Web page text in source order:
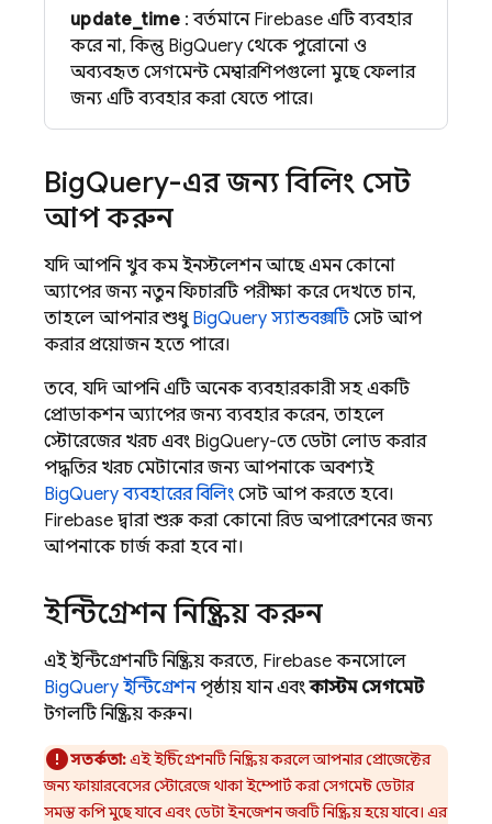
update_time: বর্তমানে Firebase এটি ব্যবহার
করে না, কিন্তু BigQuery থেকে পুরোনো ও
অব্যবহৃত সেগমেন্ট মেম্বারশিপগুলো মুছে ফেলার
জন্য এটি ব্যবহার করা যেতে পারে।
BigQuery-এর জন্য বিলিং সেট
আপ করুন
যদি আপনি খুব কম ইনস্টলেশন আছে এমন কোনো
অ্যাপের জন্য নতুন ফিচারটি পরীক্ষা করে দেখতে চান,
তাহলে আপনার শুধু BigQuery স্যান্ডবক্সটিসেট আপ
করার প্রয়োজন হতে পারে।
তবে, যদি আপনি এটি অনেক ব্যবহারকারী সহ একটি
প্রোডাকশন অ্যাপের জন্য ব্যবহার করেন, তাহলে
স্টোরেজের খরচ এবং BigQuery-তে ডেটা লোড করার
পদ্ধতির খরচ মেটানোর জন্য আপনাকে অবশ্যই
BigQuery ব্যবহারের বিলিং সেট আপ করতে হবে।
Firebase দ্বারা শুরু করা কোনো রিড অপারেশনের জন্য
আপনাকে চার্জ করা হবে না।
ইন্টিগ্রেশন নিষ্ক্রিয় করুন
এই ইন্টিগ্রেশনটি নিষ্ক্রিয় করতে, Firebase কনসোলে
BigQuery ইন্টিগ্রেশনপৃষ্ঠায় যান এবংকাস্টম সেগমেন্ট
টগলটি নিষ্ক্রিয় করুন।
সতর্কতা:এই ইন্টিগ্রেশনটি নিষ্ক্রিয় করলে আপনার প্রোজেক্টের
জন্য ফায়ারবেসের স্টোরেজে থাকা ইম্পোর্ট করা সেগমেন্ট ডেটার
সমস্ত কপি মুছে যাবে এবং ডেটা ইনজেশন জবটি নিষ্ক্রিয় হয়ে যাবে। এর